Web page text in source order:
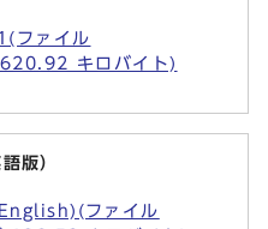
ファイル
キロバイト)
版）
ファイル